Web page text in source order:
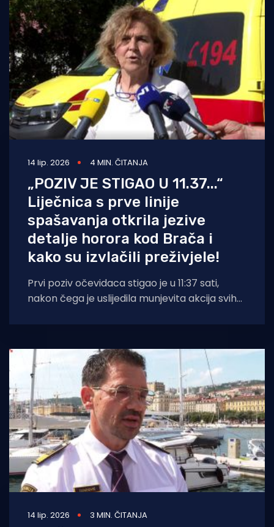
14 lip. 2026 4 MIN. ČITANJA
„POZIV JE STIGAO U 11.37...“
Liječnica s prve linije
spašavanja otkrila jezive
detalje horora kod Brača i
kako su izvlačili preživjele!
Prvi poziv očevidaca stigao je u 11:37 sati,
nakon čega je uslijedila munjevita akcija svih
14 lip. 2026 3 MIN. ČITANJA